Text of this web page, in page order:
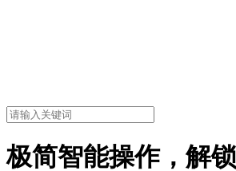
极简智能操作，解